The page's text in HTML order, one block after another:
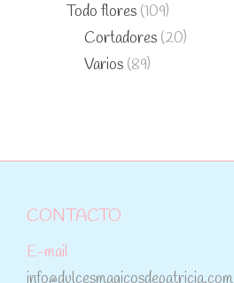
Todo flores (109)
Cortadores (20)
Varios (89)
CONTACTO
E-mail
info@dulcesmagicosdepatricia.com